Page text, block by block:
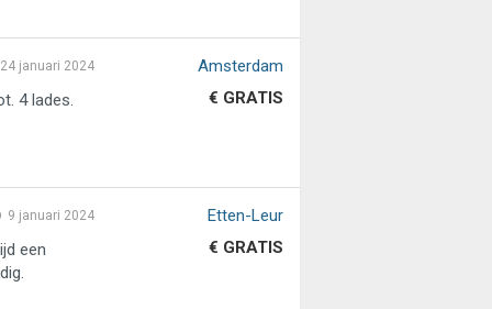
24 januari 2024
4 lades.
Amsterdam
€ GRATIS
9 januari 2024
een
Etten-Leur
€ GRATIS